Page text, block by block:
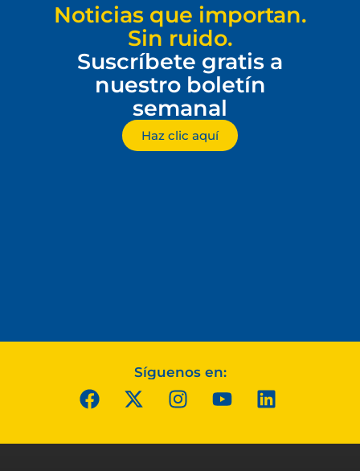
Noticias que importan.
Sin ruido.
Suscríbete gratis a
nuestro boletín
semanal
Haz clic aquí
Síguenos en: